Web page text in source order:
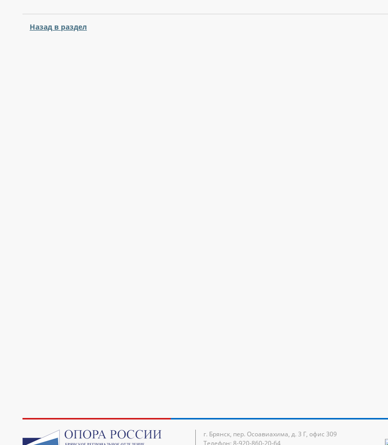
Назад в раздел
г. Брянск, пер. Осоавиахима, д. 3 Г, офис 309
Телефон: 8-920-860-20-64